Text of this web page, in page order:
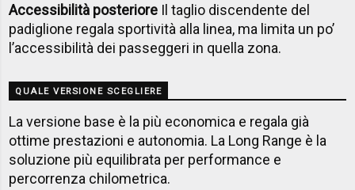
Accessibilità posteriore Il taglio discendente del
padiglione regala sportività alla linea, ma limita un po’
l’accessibilità dei passeggeri in quella zona.
QUALE VERSIONE SCEGLIERE
La versione base è la più economica e regala già
ottime prestazioni e autonomia. La Long Range è la
soluzione più equilibrata per performance e
percorrenza chilometrica.